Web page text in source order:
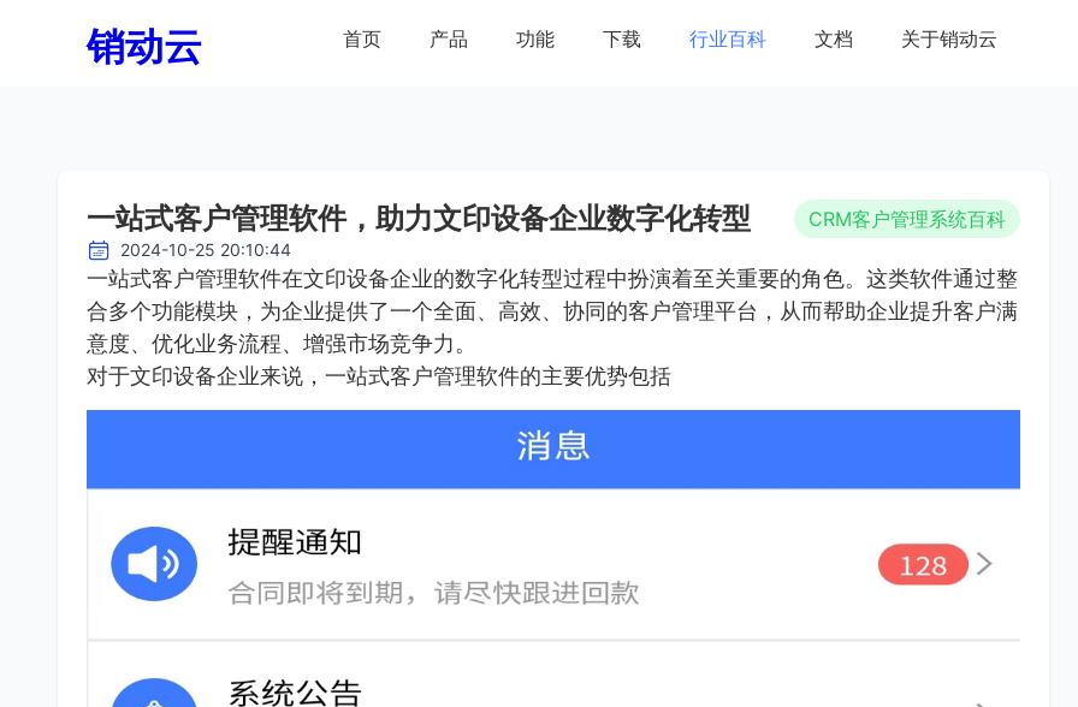
销动云 首页 产品 功能 下载 行业百科 文档 关于销动云
一站式客户管理软件，助力文印设备企业数字化转型 CRM客户管理系统百科
2024-10-25 20:10:44
一站式客户管理软件在文印设备企业的数字化转型过程中扮演着至关重要的角色。这类软件通过整
合多个功能模块，为企业提供了一个全面、高效、协同的客户管理平台，从而帮助企业提升客户满
意度、优化业务流程、增强市场竞争力。
对于文印设备企业来说，一站式客户管理软件的主要优势包括